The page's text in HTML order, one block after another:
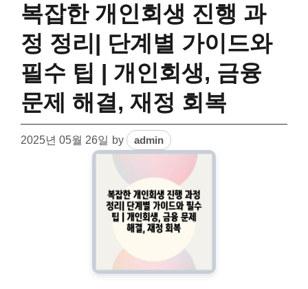
복잡한 개인회생 진행 과
정 정리| 단계별 가이드와
필수 팁 | 개인회생, 금융
문제 해결, 재정 회복
2025년 05월 26일 by admin